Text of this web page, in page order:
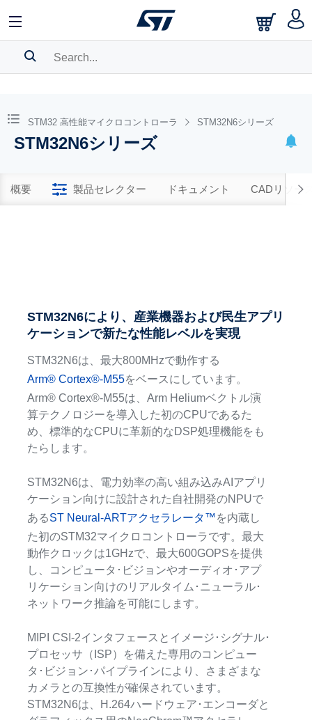
BOOKMARK
Pleaselog into show your saved searches.
STM32 高性能マイクロコントローラ STM32N6シリーズ
STM32N6シリーズ
概要 製品セレクター ドキュメント CADリソー
STM32N6により、産業機器および民生アプリ
ケーションで新たな性能レベルを実現
STM32N6は、最大800MHzで動作する
Arm® Cortex®-M55をベースにしています。
Arm® Cortex®-M55は、Arm Heliumベクトル演
算テクノロジーを導入した初のCPUであるた
め、標準的なCPUに革新的なDSP処理機能をも
たらします。
STM32N6は、電力効率の高い組み込みAIアプリ
ケーション向けに設計された自社開発のNPUで
あるST Neural-ARTアクセラレータ™を内蔵し
た初のSTM32マイクロコントローラです。最大
動作クロックは1GHzで、最大600GOPSを提供
し、コンピュータ･ビジョンやオーディオ･アプ
リケーション向けのリアルタイム･ニューラル･
ネットワーク推論を可能にします。
MIPI CSI-2インタフェースとイメージ･シグナル･
プロセッサ（ISP）を備えた専用のコンピュー
タ･ビジョン･パイプラインにより、さまざまな
カメラとの互換性が確保されています。
STM32N6は、H.264ハードウェア･エンコーダと